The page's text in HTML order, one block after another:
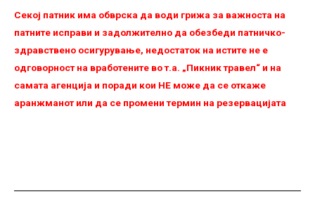
Секој патник има обврска да води грижа за важноста на
патните исправи и задолжително да обезбеди патничко-
здравствено осигурување, недостаток на истите не е
одговорност на вработените во т.а. „Пикник травел“ и на
самата агенција и поради кои НЕ можe да се откаже
аранжманот или да се промени термин на резервацијата